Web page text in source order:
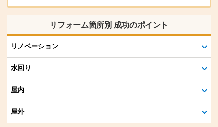
リフォーム箇所別 成功のポイント
リノベーション
水回り
屋内
屋外